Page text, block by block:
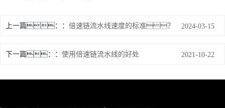
上一篇： 倍速链流水线速度的标准？ 2024-03-15
下一篇： 使用倍速链流水线的好处 2021-10-22